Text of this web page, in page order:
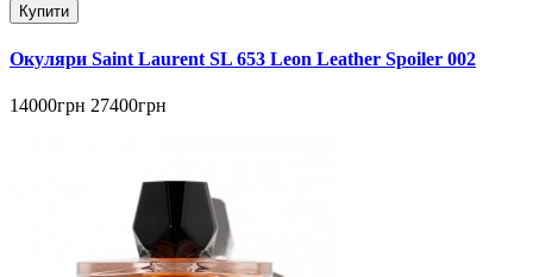
Купити
Окуляри Saint Laurent SL 653 Leon Leather Spoiler 002
14000грн 27400грн